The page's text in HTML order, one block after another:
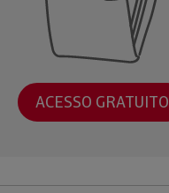
ACESSO GRATUITO